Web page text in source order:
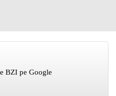
BZI pe Google